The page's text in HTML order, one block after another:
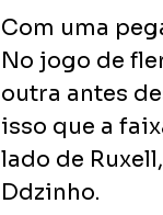
Com uma
No jogo de
outra antes
isso que a
lado de
Ddzinho.